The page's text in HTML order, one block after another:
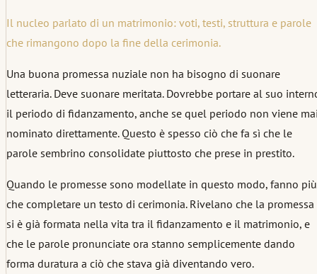
Il nucleo parlato di un matrimonio: voti, testi, struttura e parole
che rimangono dopo la fine della cerimonia.
Una buona promessa nuziale non ha bisogno di suonare
letteraria. Deve suonare meritata. Dovrebbe portare al suo
il periodo di fidanzamento, anche se quel periodo non viene
nominato direttamente. Questo è spesso ciò che fa sì che le
parole sembrino consolidate piuttosto che prese in prestito.
Quando le promesse sono modellate in questo modo, fanno più
che completare un testo di cerimonia. Rivelano che la promessa
si è già formata nella vita tra il fidanzamento e il matrimonio, e
che le parole pronunciate ora stanno semplicemente dando
forma duratura a ciò che stava già diventando vero.